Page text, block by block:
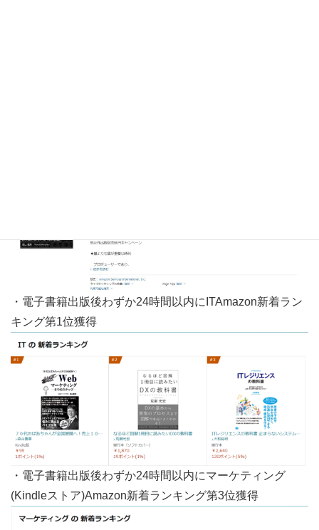
・電子書籍出版後わずか24時間以内にITAmazon新着ラン
キング第1位獲得
・電子書籍出版後わずか24時間以内にマーケティング
(Kindleストア)Amazon新着ランキング第3位獲得